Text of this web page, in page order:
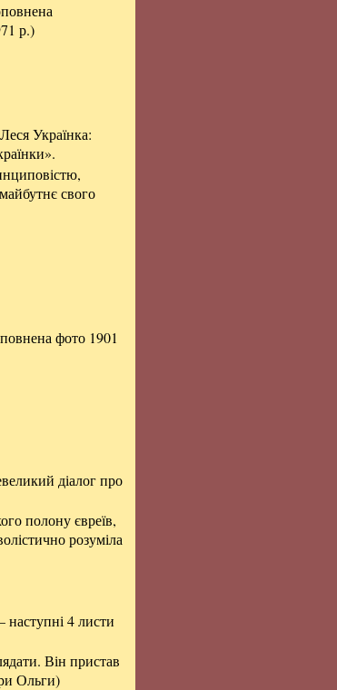
р.)
Українка:
свого
фото 1901
діалог про
полону євреїв,
розуміла
наступні 4 листи
Він пристав
Ольги)